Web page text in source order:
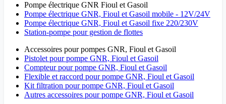
Pompe électrique GNR Fioul et Gasoil
Pompe électrique GNR, Fioul et Gasoil mobile - 12V/24V
Pompe électrique GNR, Fioul et Gasoil fixe 220/230V
Station-pompe pour gestion de flottes
Accessoires pour pompes GNR, Fioul et Gasoil
Pistolet pour pompe GNR, Fioul et Gasoil
Compteur pour pompe GNR, Fioul et Gasoil
Flexible et raccord pour pompe GNR, Fioul et Gasoil
Kit filtration pour pompe GNR, Fioul et Gasoil
Autres accessoires pour pompe GNR, Fioul et Gasoil